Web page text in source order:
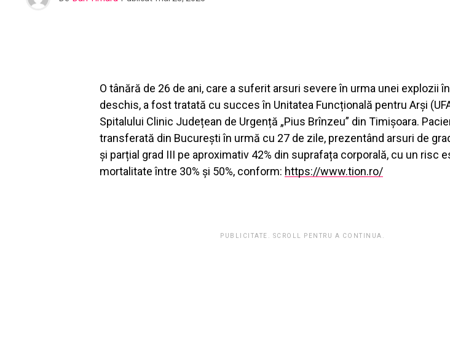
O tânără de 26 de ani, care a suferit arsuri severe în urma unei explozii
deschis, a fost tratată cu succes în Unitatea Funcțională pentru Arși
Spitalului Clinic Județean de Urgență „Pius Brînzeu” din Timișoara.
transferată din București în urmă cu 27 de zile, prezentând arsuri de
și parțial grad III pe aproximativ 42% din suprafața corporală, cu un risc
mortalitate între 30% și 50%, conform: https://www.tion.ro/
PUBLICITATE. SCROLL PENTRU A CONTINUA.